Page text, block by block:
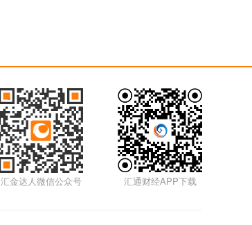
01月14日0114外汇
汇通财经APP下载
汇金达人微信公众号